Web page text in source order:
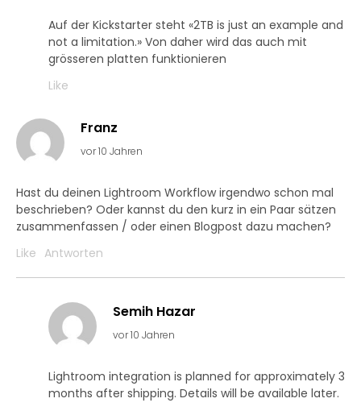
Auf der Kickstarter steht «2TB is just an example and
not a limitation.» Von daher wird das auch mit
grösseren platten funktionieren
Like
Franz
vor 10 Jahren
Hast du deinen Lightroom Workflow irgendwo schon mal
beschrieben? Oder kannst du den kurz in ein Paar sätzen
zusammenfassen / oder einen Blogpost dazu machen?
Like Antworten
Semih Hazar
vor 10 Jahren
Lightroom integration is planned for approximately 3
months after shipping. Details will be available later.